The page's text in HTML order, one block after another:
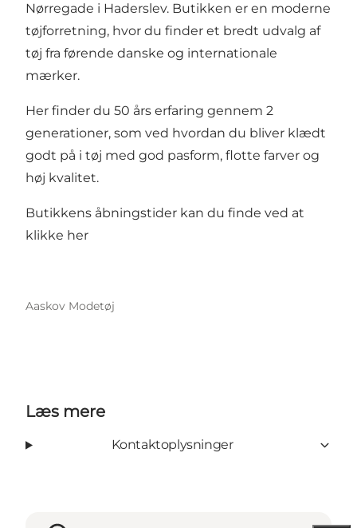
Nørregade i Haderslev. Butikken er en moderne
tøjforretning, hvor du finder et bredt udvalg af
tøj fra førende danske og internationale
mærker.
Her finder du 50 års erfaring gennem 2
generationer, som ved hvordan du bliver klædt
godt på i tøj med god pasform, flotte farver og
høj kvalitet.
Butikkens åbningstider kan du finde ved at
klikke her
Aaskov Modetøj
Læs mere
Kontaktoplysninger